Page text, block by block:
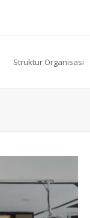
Struktur Organisasi